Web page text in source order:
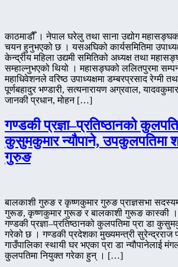
काठमाडौँ । नेपाल घरेलु तथा साना उद्योग
चयन हुनुभएको छ । यसअघिको कार्यसमितिमा
केन्द्रीय महिला उद्यमी समितिको अध्यक्ष तथा
सम्हाल्नुभएको थियो । महासङ्घको ललितपुरमा
महाधिवेशनले वरिष्ठ उपाध्यक्षमा डम्बरप्रसाद रेग्मी
पूर्णबहादुर भण्डारी, सत्यनारायण अग्रवाल,
जानकी प्रधान, मोहन […]
गण्डकी प्रज्ञा–प्रतिष्ठानको
कुसुमकुमार न्यौपाने, उपकुलपतिमा
गुरुङ
बालकाशी गुरुङ र कृष्णकुमार गुरुङ प्राज्ञसभा
गुरूङ, कृष्णकुमार गुरूङ र बालकाशी गुरूङ कास्की
गण्डकी प्रज्ञा–प्रतिष्ठानको कुलपतिमा प्रा डा
गरेको छ । गण्डकी प्रदेशका मुख्यमन्त्री सुरेन्द्रराज
गाउँपालिका स्थायी घर भएका प्रा डा न्यौपानेलाई
कुलपतिमा नियुक्त गरेका हुन् । […]